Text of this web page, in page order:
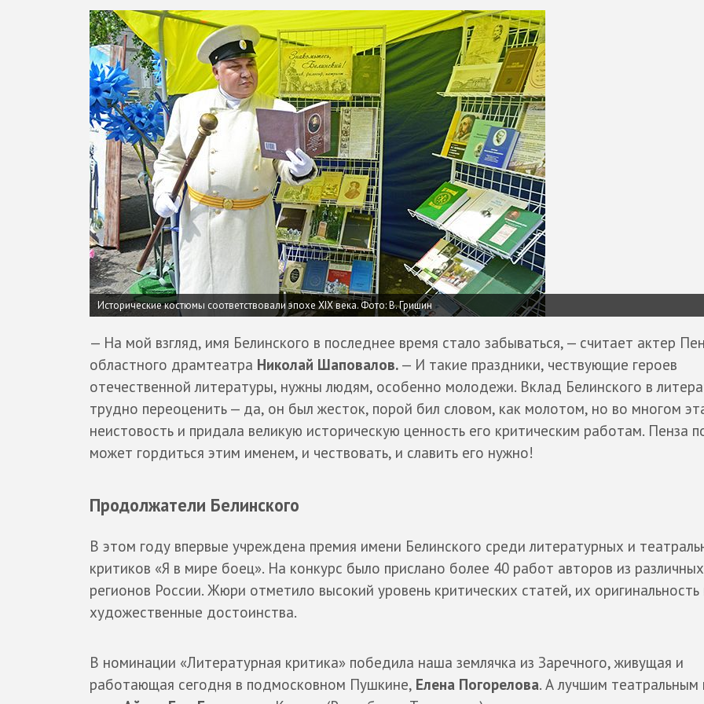
Исторические костюмы соответствовали эпохе XIX века.Фото: В. Гришин
— На мой взгляд, имя Белинского в последнее время стало забываться, — считает актер
областного драмтеатра Николай Шаповалов. — И такие праздники, чествующие героев
отечественной литературы, нужны людям, особенно молодежи. Вклад Белинского в
трудно переоценить — да, он был жесток, порой бил словом, как молотом, но во многом
неистовость и придала великую историческую ценность его критическим работам. Пенза
может гордиться этим именем, и чествовать, и славить его нужно!
Продолжатели Белинского
В этом году впервые учреждена премия имени Белинского среди литературных и
критиков «Я в мире боец». На конкурс было прислано более 40 работ авторов из различных
регионов России. Жюри отметило высокий уровень критических статей, их оригинальность
художественные достоинства.
В номинации «Литературная критика» победила наша землячка из Заречного, живущая и
работающая сегодня в подмосковном Пушкине, Елена Погорелова. А лучшим театральным